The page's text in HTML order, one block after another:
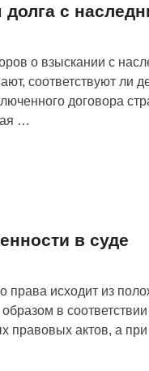
с
о взыскании с
соответствуют ли
договора
…
в суде
права исходит из
в
правовых актов, а